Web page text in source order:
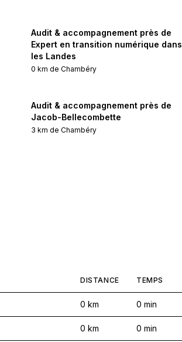
Audit & accompagnement près de
Expert en transition numérique dans
les Landes
0 km deChambéry
Audit & accompagnement près de
Jacob-Bellecombette
3 km deChambéry
DISTANCE TEMPS
0 km 0 min
0 km 0 min